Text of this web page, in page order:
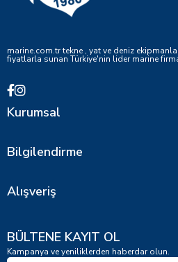
marine.com.tr tekne , yat ve deniz
fiyatlarla sunan Türkiye'nin lider marine
Kurumsal
Bilgilendirme
Alışveriş
BÜLTENE KAYIT OL
Kampanya ve yeniliklerden haberdar olun.